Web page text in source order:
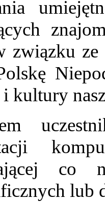
związku ze
kultury
co
lub